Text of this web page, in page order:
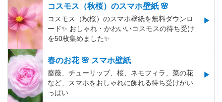
コスモス（秋桜）のスマホ壁紙 🌸
コスモス（秋桜）のスマホ壁紙を無料ダウンロ
ード✨️ おしゃれ・かわいいコスモスの待ち受け
を50枚集めました✨️
春のお花 🌸 スマホ壁紙
薔薇、チューリップ、桜、ネモフィラ、菜の花
など、スマホをおしゃれに飾れる待ち受けがい
っぱい